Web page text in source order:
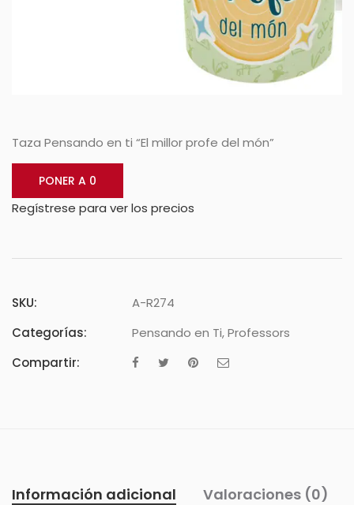
Taza Pensando en ti “El millor profe del món”
PONER A 0
Regístrese para ver los precios
SKU:
A-R274
Categorías:
Pensando en Ti,Professors
Compartir:
Información adicional Valoraciones (0)